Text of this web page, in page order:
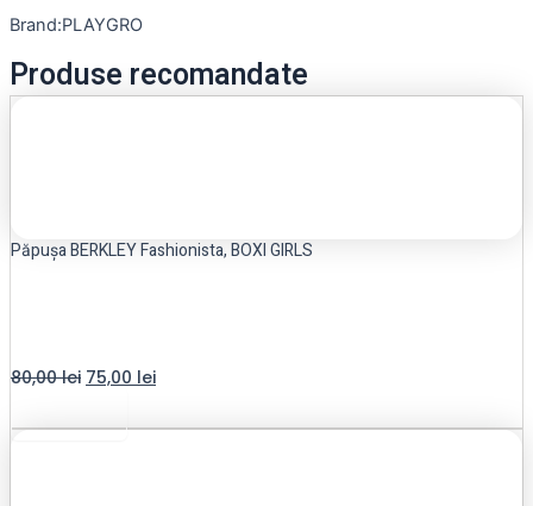
Brand:PLAYGRO
Produse recomandate
Păpușa BERKLEY Fashionista, BOXI GIRLS
80,00lei 75,00 lei